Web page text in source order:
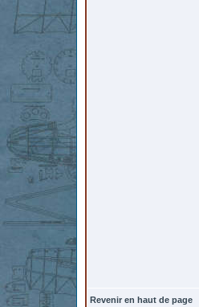
Revenir en haut de page